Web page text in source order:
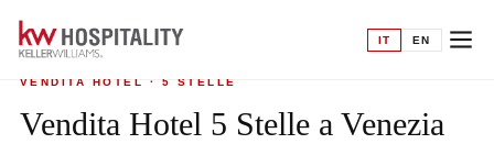
IT EN
Home ›Vendita hotel›
VENDITA HOTEL · 5 STELLE
Vendita Hotel 5 Stelle a Venezia